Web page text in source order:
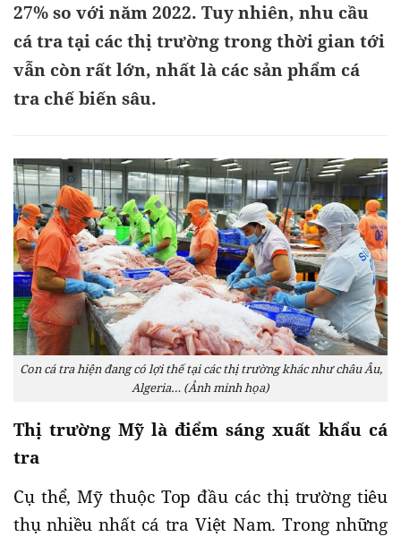
27% so với năm 2022. Tuy nhiên, nhu cầu
cá tra tại các thị trường trong thời gian tới
vẫn còn rất lớn, nhất là các sản phẩm cá
tra chế biến sâu.
Con cá tra hiện đang có lợi thế tại các thị trường khác như châu Âu,
Algeria… (Ảnh minh họa)
Thị trường Mỹ là điểm sáng xuất khẩu cá
tra
Cụ thể, Mỹ thuộc Top đầu các thị trường tiêu
thụ nhiều nhất cá tra Việt Nam. Trong những